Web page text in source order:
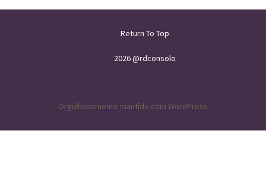
Navegação
Return To Top
2026 @rdconsolo
Orgulhosamente mantido com WordPress